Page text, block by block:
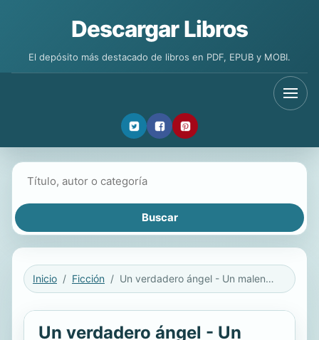
Descargar Libros
El depósito más destacado de libros en PDF, EPUB y MOBI.
Inicio Ficción Un verdadero ángel - Un malentendido
Un verdadero ángel - Un